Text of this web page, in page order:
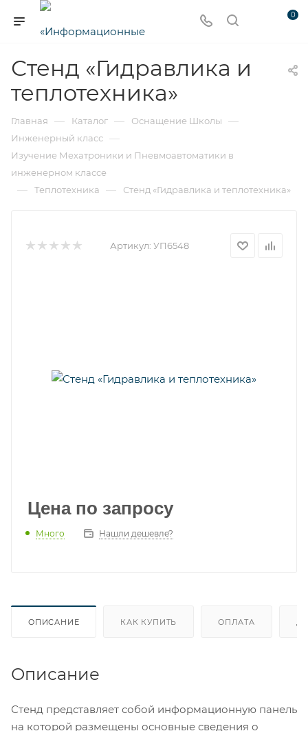
0
Стенд «Гидравлика и
теплотехника»
Главная — Каталог — Оснащение Школы —
Инженерный класс —
Изучение Мехатроники и Пневмоавтоматики в
инженерном классе
— Теплотехника — Стенд «Гидравлика и теплотехника»
Артикул: УП6548
Цена по запросу
Много Нашли дешевле?
ОПИСАНИЕ КАК КУПИТЬ ОПЛАТА
Описание
Стенд представляет собой информационную панель
на которой размещены основные сведения о